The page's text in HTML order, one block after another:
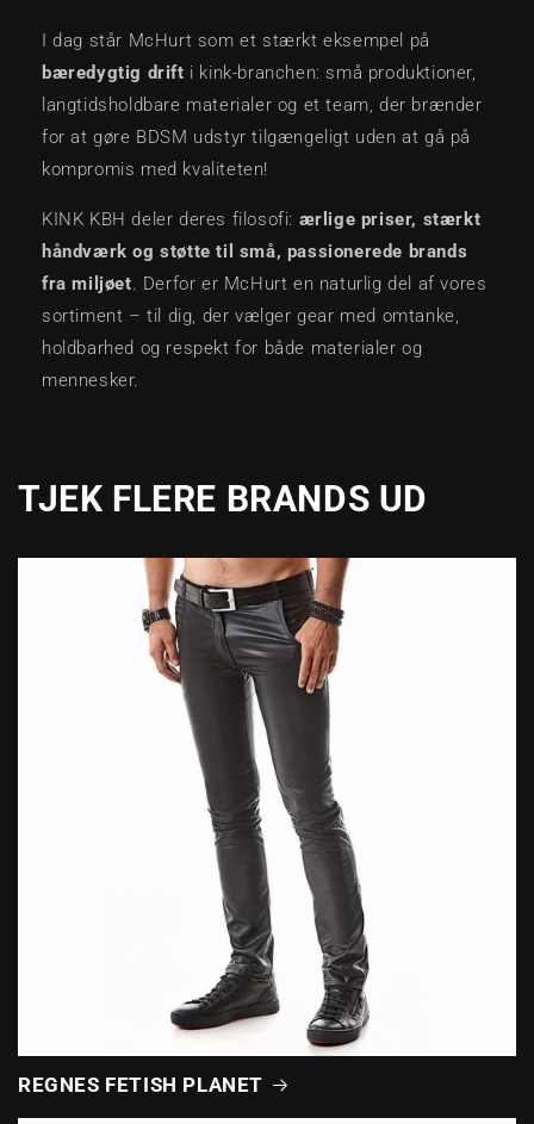
I dag står McHurt som et stærkt eksempel på
bæredygtig drift i kink-branchen: små produktioner,
langtidsholdbare materialer og et team, der brænder
for at gøre BDSM udstyr tilgængeligt uden at gå på
kompromis med kvaliteten!
KINK KBH deler deres filosofi: ærlige priser, stærkt
håndværk og støtte til små, passionerede brands
fra miljøet. Derfor er McHurt en naturlig del af vores
sortiment – til dig, der vælger gear med omtanke,
holdbarhed og respekt for både materialer og
mennesker.
TJEK FLERE BRANDS UD
REGNES FETISH PLANET